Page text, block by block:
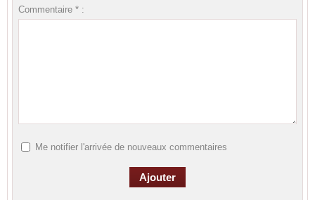
Commentaire * :
Me notifier l'arrivée de nouveaux commentaires